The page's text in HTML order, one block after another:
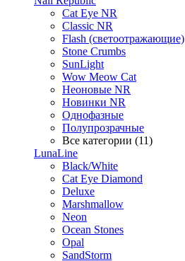
Cat Eye NR
Classic NR
Flash (светоотражающие)
Stone Crumbs
SunLight
Wow Meow Cat
Неоновые NR
Новинки NR
Однофазные
Полупрозрачные
Все категории (11)
LunaLine
Black/White
Cat Eye Diamond
Deluxe
Marshmallow
Neon
Ocean Stones
Opal
SandStorm